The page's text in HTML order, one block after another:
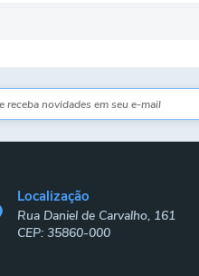
Localização
Rua Daniel de Carvalho, 161
CEP: 35860-000